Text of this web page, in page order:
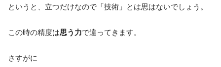
というと、立つだけなので「技術」とは思はないでしょう。
この時の精度は思う力で違ってきます。
さすがに